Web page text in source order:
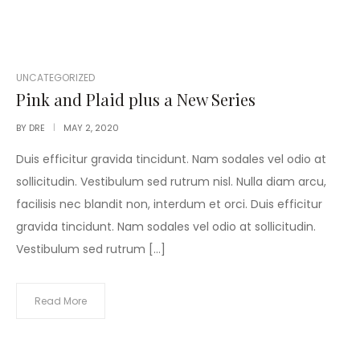
POSTED
IN
UNCATEGORIZED
Pink and Plaid plus a New Series
BY DRE MAY 2, 2020
Duis efficitur gravida tincidunt. Nam sodales vel odio at
sollicitudin. Vestibulum sed rutrum nisl. Nulla diam arcu,
facilisis nec blandit non, interdum et orci. Duis efficitur
gravida tincidunt. Nam sodales vel odio at sollicitudin.
Vestibulum sed rutrum […]
Read More